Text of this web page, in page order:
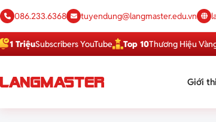
086.233.6368 tuyendung@langmaster.edu.vn
Subscribers YouTube Top 10Thương Hiệu Vàng 2021
Giới